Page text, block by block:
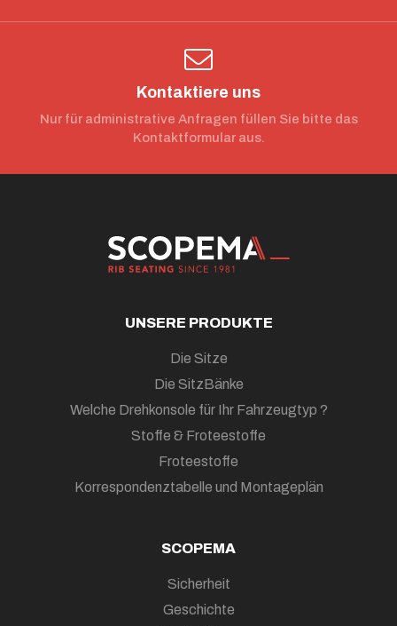
Kontaktiere uns
Nur für administrative Anfragen füllen Sie bitte das
Kontaktformular aus.
UNSERE PRODUKTE
Die Sitze
Die SitzBänke
Welche Drehkonsole für Ihr Fahrzeugtyp ?
Stoffe & Froteestoffe
Froteestoffe
Korrespondenztabelle und Montageplän
SCOPEMA
Sicherheit
Geschichte